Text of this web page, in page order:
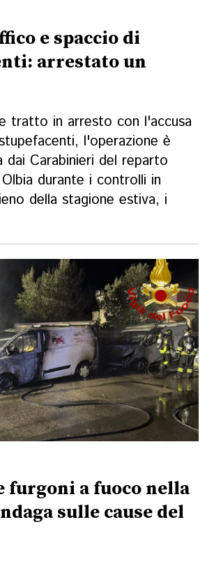
e spaccio di
arrestato un
tratto in arresto con l'accusa
l'operazione è
Carabinieri del reparto
durante i controlli in
della stagione estiva, i
furgoni a fuoco nella
sulle cause del